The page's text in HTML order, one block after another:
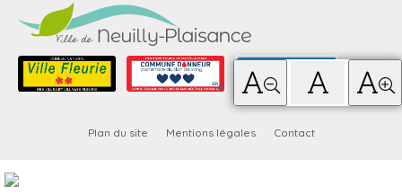
Plan du site Mentions légales Contact